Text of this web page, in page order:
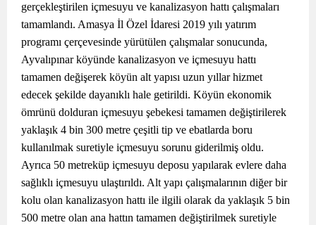
gerçekleştirilen içmesuyu ve kanalizasyon hattı çalışmaları
tamamlandı. Amasya İl Özel İdaresi 2019 yılı yatırım
programı çerçevesinde yürütülen çalışmalar sonucunda,
Ayvalıpınar köyünde kanalizasyon ve içmesuyu hattı
tamamen değişerek köyün alt yapısı uzun yıllar hizmet
edecek şekilde dayanıklı hale getirildi. Köyün ekonomik
ömrünü dolduran içmesuyu şebekesi tamamen değiştirilerek
yaklaşık 4 bin 300 metre çeşitli tip ve ebatlarda boru
kullanılmak suretiyle içmesuyu sorunu giderilmiş oldu.
Ayrıca 50 metreküp içmesuyu deposu yapılarak evlere daha
sağlıklı içmesuyu ulaştırıldı. Alt yapı çalışmalarının diğer bir
kolu olan kanalizasyon hattı ile ilgili olarak da yaklaşık 5 bin
500 metre olan ana hattın tamamen değiştirilmek suretiyle